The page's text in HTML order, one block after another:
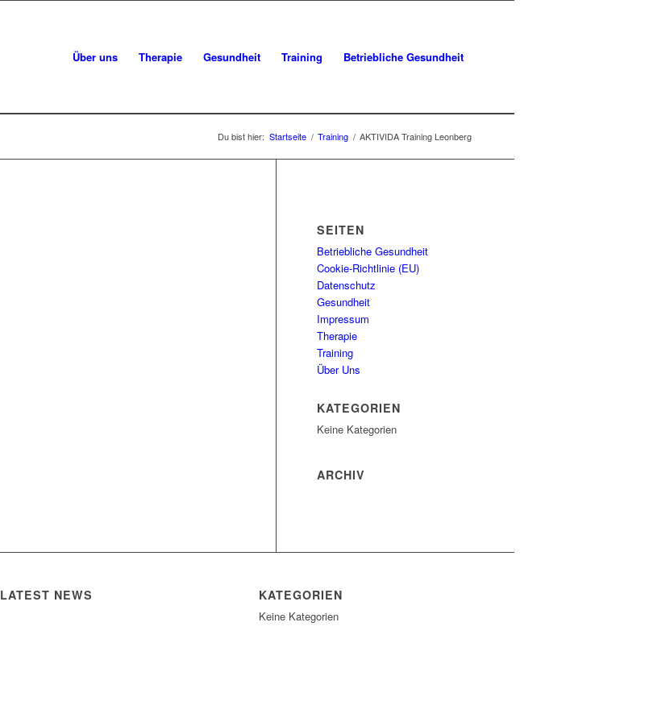
Über uns Therapie Gesundheit Training Betriebliche Gesundheit
Du bist hier: Startseite / Training / AKTIVIDA Training Leonberg
SEITEN
Betriebliche Gesundheit
Cookie-Richtlinie (EU)
Datenschutz
Gesundheit
Impressum
Therapie
Training
Über Uns
KATEGORIEN
Keine Kategorien
ARCHIV
LATEST NEWS KATEGORIEN
Keine Kategorien